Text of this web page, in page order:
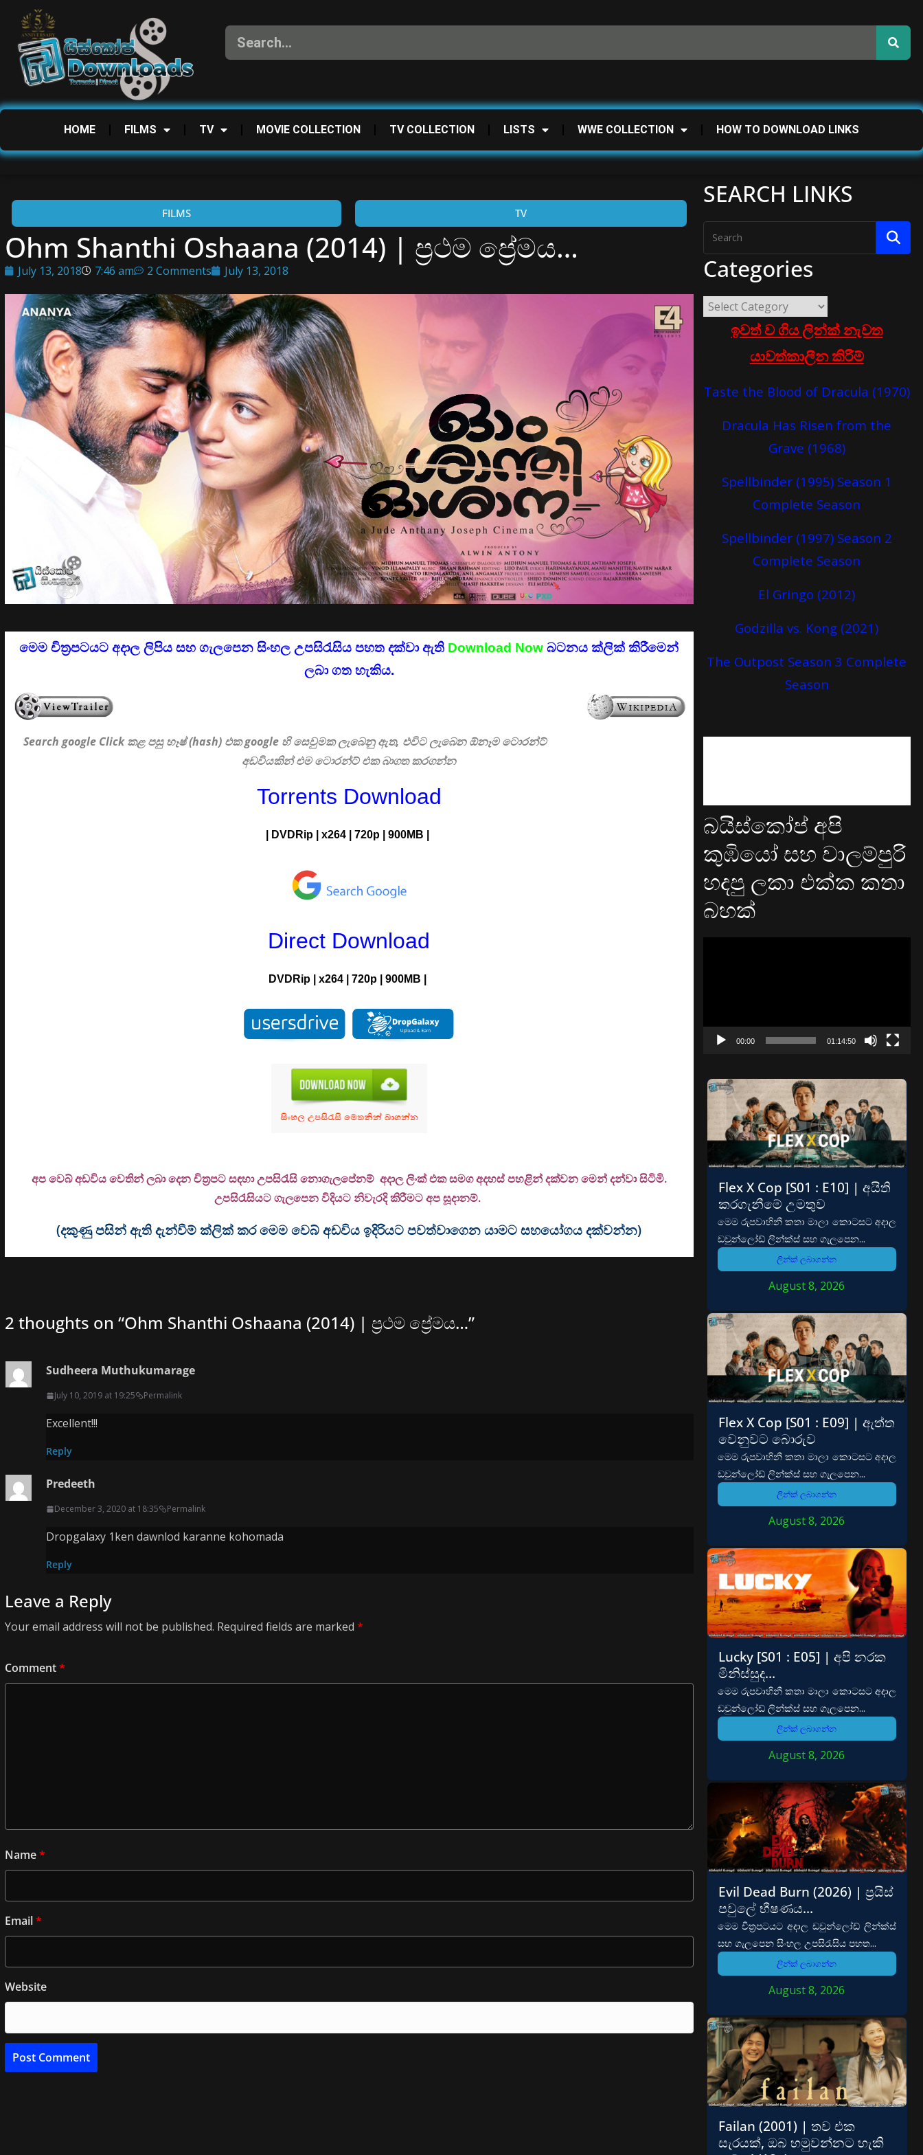
HOME FILMS TV MOVIE COLLECTION TV COLLECTION LISTS WWE COLLECTION HOW TO DOWNLOAD LINKS
FILMS TV
Ohm Shanthi Oshaana (2014) | ප්‍රථම ප්‍රේමය…
July 13, 2018 7:46 am 2 Comments July 13, 2018
මෙම චිත්‍රපටයට අදාල ලිපිය සහ ගැලපෙන සිංහල උපසිරැසිය පහත දක්වා ඇති Download Now බටනය ක්ලික් කිරීමෙන්
ලබා ගත හැකිය.
Search google Clickකළ පසු හෑෂ් (hash) එක google හි සෙවුමක ලැබෙනු ඇත, එවිට ලැබෙන ඕනෑම ටොරන්ට්
අඩවියකින් එම ටොරන්ට් එක බාගත කරගන්න
Torrents Download
DVDRip |x264 |720p |900MB |
Direct Download
DVDRip |x264 |720p |900MB |
අප වෙබ් අඩවිය වෙතින් ලබා දෙන චිත්‍රපට සඳහා උපසිරැසි නොගැලපේනම් අදාල ලිංක් එක සමග අදහස් පහළින් දක්වන මෙන් දන්වා සිටිමි.
උපසිරැසියට ගැලපෙන විදියට නිවැරදි කිරීමට අප සූදානම්.
(දකුණු පසින් ඇති දැන්වීම් ක්ලික් කර මෙම වෙබ් අඩවිය ඉදිරියට පවත්වාගෙන යාමට සහයෝගය දක්වන්න)
2 thoughts on “Ohm Shanthi Oshaana (2014) | ප්‍රථම ප්‍රේමය…”
Sudheera Muthukumarage
July 10, 2019 at 19:25 Permalink
Excellent!!!
Reply
Predeeth
December 3, 2020 at 18:35 Permalink
Dropgalaxy 1ken dawnlod karanne kohomada
Reply
Leave a Reply
Your email address will not be published. Required fields are marked *
Comment*
Name*
Email*
Website
SEARCH LINKS
Categories
ඉවත් ව ගිය ලින්ක් නැවත
යාවත්කාලීන කිරීම්
Taste the Blood of Dracula (1970)
Dracula Has Risen from the
Grave (1968)
Spellbinder (1995) Season 1
Complete Season
Spellbinder (1997) Season 2
Complete Season
El Gringo (2012)
Godzilla vs. Kong (2021)
The Outpost Season 3 Complete
Season
බයිස්කෝප් අපි
කුඹියෝ සහ වාලම්පුරි
හදපු ලකා එක්ක කතා
බහක්
00:00 01:14:50
Flex X Cop [S01 : E10] | අයිති
කරගැනීමේ උමතුව
මෙම රුපවාහිනී කතා මාලා කොටසට අදාල
ඩවුන්ලෝඩ් ලින්ක්ස් සහ ගැලපෙන...
ලින්ක් ලබාගන්න
August 8, 2026
Flex X Cop [S01 : E09] | ඇත්ත
වෙනුවට බොරුව
මෙම රුපවාහිනී කතා මාලා කොටසට අදාල
ඩවුන්ලෝඩ් ලින්ක්ස් සහ ගැලපෙන...
ලින්ක් ලබාගන්න
August 8, 2026
Lucky [S01 : E05] | අපි නරක
මිනිස්සුද…
මෙම රුපවාහිනී කතා මාලා කොටසට අදාල
ඩවුන්ලෝඩ් ලින්ක්ස් සහ ගැලපෙන...
ලින්ක් ලබාගන්න
August 8, 2026
Evil Dead Burn (2026) | ප්‍රයිස්
පවුලේ භීෂණය…
මෙම චිත්‍රපටයට අදාල ඩවුන්ලෝඩ් ලින්ක්ස්
සහ ගැලපෙන සිංහල උපසිරැසිය පහත...
ලින්ක් ලබාගන්න
August 8, 2026
Failan (2001) | තව එක
සැරයක්, ඔබ හමුවන්නට හැකි